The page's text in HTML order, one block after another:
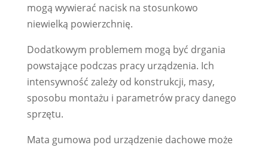
mogą wywierać nacisk na stosunkowo
niewielką powierzchnię.
Dodatkowym problemem mogą być drgania
powstające podczas pracy urządzenia. Ich
intensywność zależy od konstrukcji, masy,
sposobu montażu i parametrów pracy danego
sprzętu.
Mata gumowa pod urządzenie dachowe może